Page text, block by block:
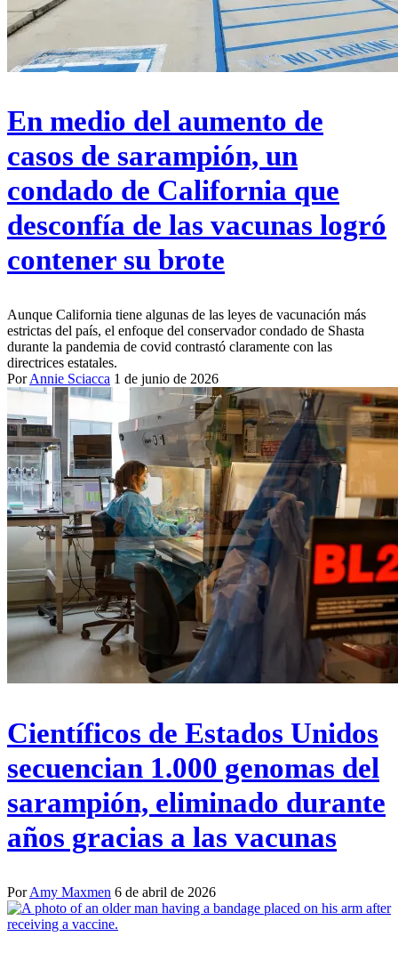
En medio del aumento de
casos de sarampión, un
condado de California que
desconfía de las vacunas logró
contener su brote
Aunque California tiene algunas de las leyes de vacunación más
estrictas del país, el enfoque del conservador condado de Shasta
durante la pandemia de covid contrastó claramente con las
directrices estatales.
PorAnnie Sciacca 1 de junio de 2026
Científicos de Estados Unidos
secuencian 1.000 genomas del
sarampión, eliminado durante
años gracias a las vacunas
PorAmy Maxmen 6 de abril de 2026